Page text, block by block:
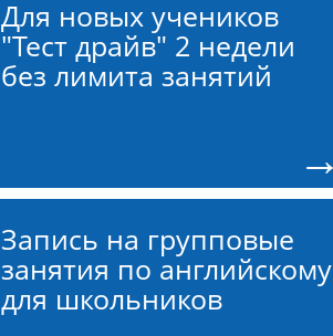
Для новых учеников
"Тест драйв" 2 недели
без лимита занятий
Запись на групповые
занятия по английскому
для школьников